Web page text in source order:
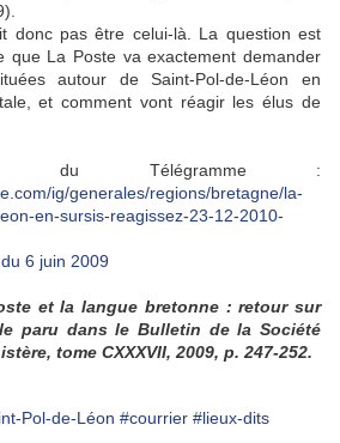
donc pas être celui-là. La question est
que La Poste va exactement demander
autour de Saint-Pol-de-Léon en
et comment vont réagir les élus de
du Télégramme :
ig/generales/regions/bretagne/la-
en-sursis-reagissez-23-12-2010-
6 juin 2009
et la langue bretonne : retour sur
paru dans le Bulletin de la Société
tome CXXXVII, 2009, p. 247-252.
Pol-de-Léon #courrier #lieux-dits